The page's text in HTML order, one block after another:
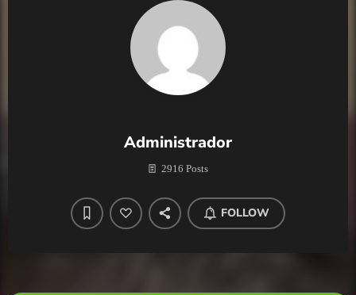
Administrador
2916 Posts
FOLLOW